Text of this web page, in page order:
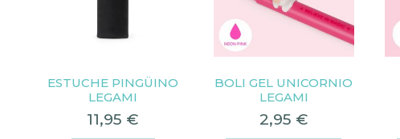
ESTUCHE PINGÜINO
LEGAMI
11,95 €
BOLI GEL UNICORNIO
LEGAMI
2,95 €